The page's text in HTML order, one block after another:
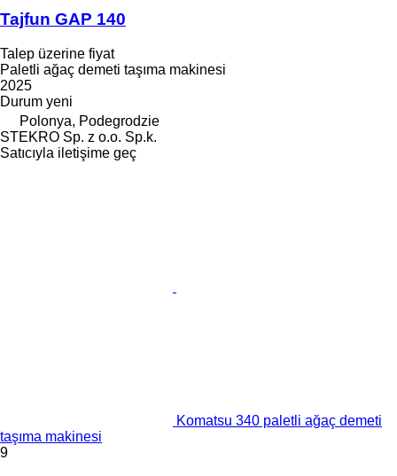
Tajfun GAP 140
Talep üzerine fiyat
Paletli ağaç demeti taşıma makinesi
2025
Durum yeni
Polonya, Podegrodzie
STEKRO Sp. z o.o. Sp.k.
Satıcıyla iletişime geç
Komatsu 340 paletli ağaç demeti
taşıma makinesi
9